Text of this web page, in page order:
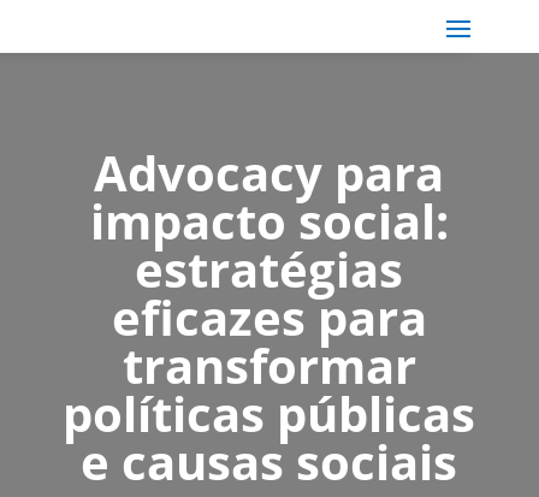
Advocacy para
impacto social:
estratégias
eficazes para
transformar
políticas públicas
e causas sociais